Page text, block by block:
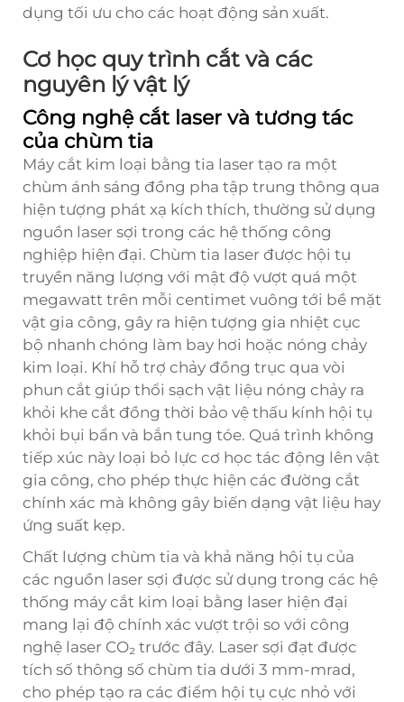
dụng tối ưu cho các hoạt động sản xuất.
Cơ học quy trình cắt và các
nguyên lý vật lý
Công nghệ cắt laser và tương tác
của chùm tia
Máy cắt kim loại bằng tia laser tạo ra một
chùm ánh sáng đồng pha tập trung thông qua
hiện tượng phát xạ kích thích, thường sử dụng
nguồn laser sợi trong các hệ thống công
nghiệp hiện đại. Chùm tia laser được hội tụ
truyền năng lượng với mật độ vượt quá một
megawatt trên mỗi centimet vuông tới bề mặt
vật gia công, gây ra hiện tượng gia nhiệt cục
bộ nhanh chóng làm bay hơi hoặc nóng chảy
kim loại. Khí hỗ trợ chảy đồng trục qua vòi
phun cắt giúp thổi sạch vật liệu nóng chảy ra
khỏi khe cắt đồng thời bảo vệ thấu kính hội tụ
khỏi bụi bẩn và bắn tung tóe. Quá trình không
tiếp xúc này loại bỏ lực cơ học tác động lên vật
gia công, cho phép thực hiện các đường cắt
chính xác mà không gây biến dạng vật liệu hay
ứng suất kẹp.
Chất lượng chùm tia và khả năng hội tụ của
các nguồn laser sợi được sử dụng trong các hệ
thống máy cắt kim loại bằng laser hiện đại
mang lại độ chính xác vượt trội so với công
nghệ laser CO₂ trước đây. Laser sợi đạt được
tích số thông số chùm tia dưới 3 mm-mrad,
cho phép tạo ra các điểm hội tụ cực nhỏ với